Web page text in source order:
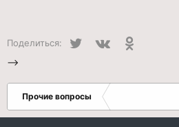
Поделиться: Twitter
-->
Прочие вопросы